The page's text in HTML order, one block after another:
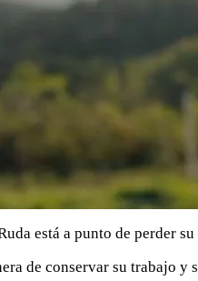
está a punto de perder
de conservar su trabajo